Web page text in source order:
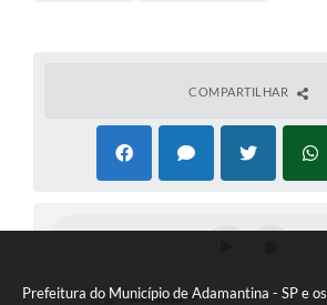
Prefeitura do Município de Adamantina - SP e os
COMPARTILHAR